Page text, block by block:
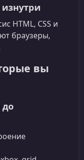
HTML, CSS и
браузеры,
вы
до